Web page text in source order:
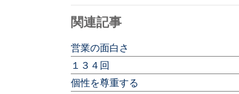
関連記事
営業の面白さ
１３４回
個性を尊重する